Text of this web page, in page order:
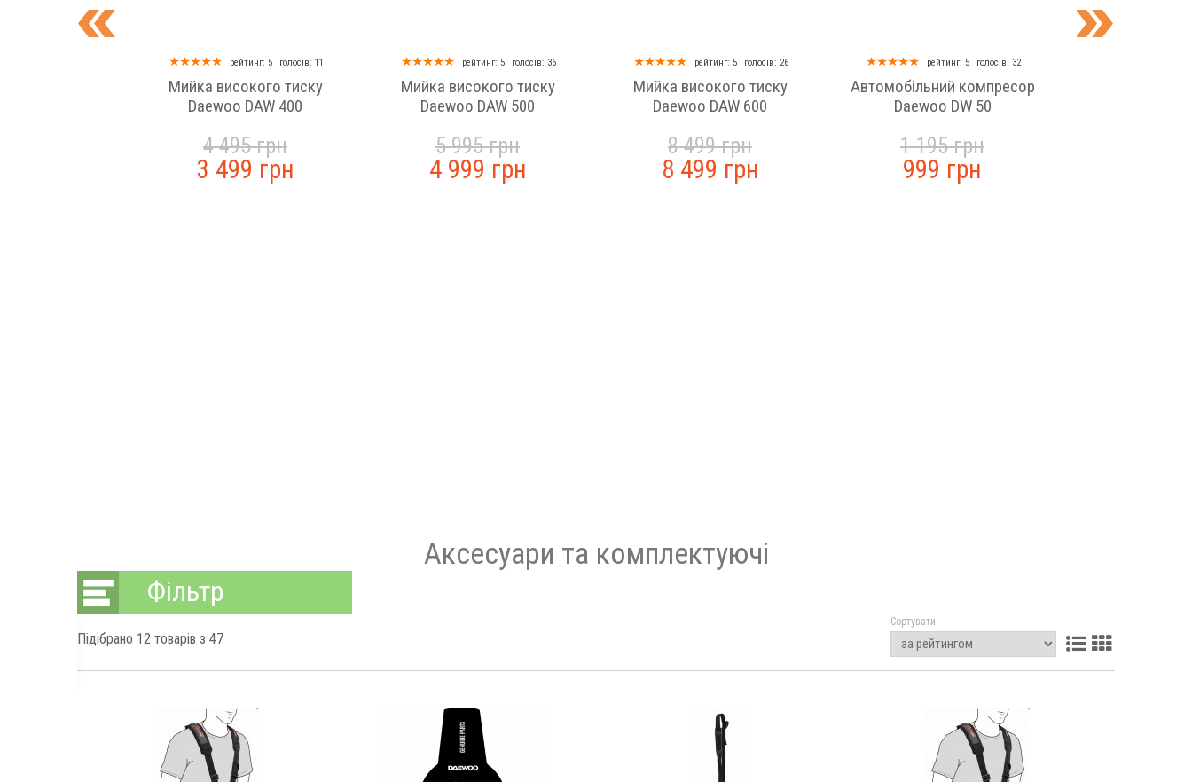
рейтинг: 5 голосів: 11
Мийка високого тиску
Daewoo DAW 400
4 495 грн
3 499 грн
рейтинг: 5 голосів: 36
Мийка високого тиску
Daewoo DAW 500
5 995 грн
4 999 грн
рейтинг: 5 голосів: 26
Мийка високого тиску
Daewoo DAW 600
8 499 грн
8 499 грн
рейтинг: 5 голосів: 32
Автомобільний компресор
Daewoo DW 50
1 195 грн
999 грн
Аксесуари та комплектуючі
Фільтр
Сортувати
Підібрано 12 товарів з 47